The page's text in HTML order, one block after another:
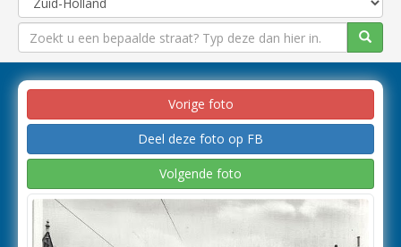
Vorige foto
Deel deze foto op FB
Volgende foto